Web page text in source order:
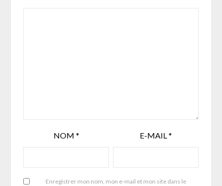
NOM * E-MAIL *
Enregistrer mon nom, mon e-mail et mon site dans le